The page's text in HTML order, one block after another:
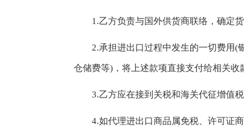
1.乙方负责与国外供货商联络，确定货
2.承担进出口过程中发生的一切费用(银
仓储费等)，将上述款项直接支付给相关收
3.乙方应在接到关税和海关代征增值税
4.如代理进出口商品属免税、许可证商